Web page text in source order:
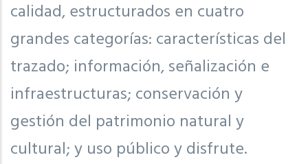
calidad, estructurados en cuatro
grandes categorías: características del
trazado; información, señalización e
infraestructuras; conservación y
gestión del patrimonio natural y
cultural; y uso público y disfrute.